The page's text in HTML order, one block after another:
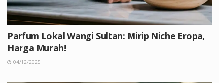
Parfum Lokal Wangi Sultan: Mirip Niche Eropa,
Harga Murah!
04/12/2025